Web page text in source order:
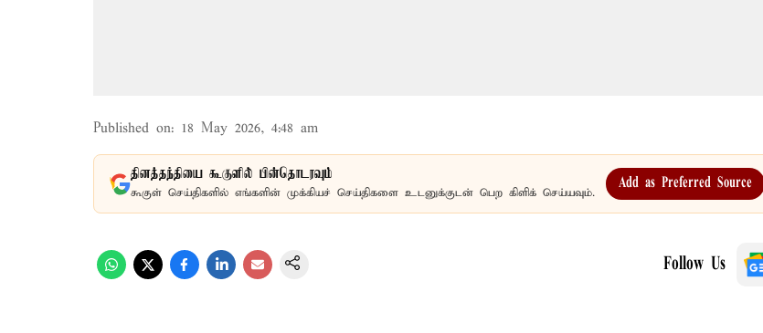
Published on: 18 May 2026, 4:48 am
தினத்தந்தியை கூகுளில் பின்தொடரவும்
கூகுள் செய்திகளில் எங்களின் முக்கியச் செய்திகளை உடனுக்குடன் பெற கிளிக் செய்யவும்.
Add as Preferred Source
Follow Us